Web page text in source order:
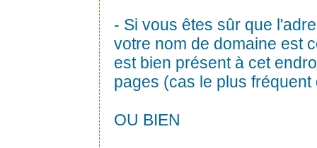
- Si vous êtes sûr que
votre nom de domaine est
est bien présent à cet
pages (cas le plus
OU BIEN